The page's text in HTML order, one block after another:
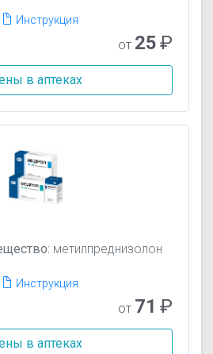
Инструкция
от 25₽
в аптеках
метилпреднизолон
Инструкция
от 71 ₽
в аптеках